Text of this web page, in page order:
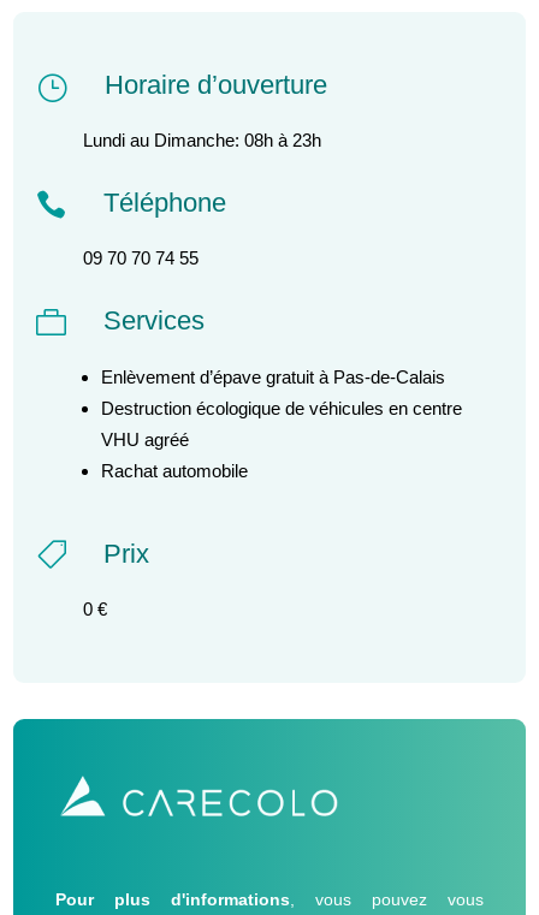
} Horaire d’ouverture
Lundi au Dimanche: 08h à 23h
 Téléphone
09 70 70 74 55
 Services
Enlèvement d’épave gratuit à Pas-de-Calais
Destruction écologique de véhicules en centre
VHU agréé
Rachat automobile
 Prix
0 €
Pour plus d'informations , vous pouvez vous